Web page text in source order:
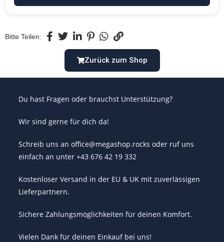
Bitte Teilen:
Zurück zum Shop
Du hast Fragen oder brauchst Unterstützung?
Wir sind gerne für dich da!
Schreib uns an office@megashop.rocks oder ruf uns
einfach an unter +43 676 42 19 332
Kostenloser Versand in der EU & UK mit zuverlässigen
Lieferpartnern.
Sichere Zahlungsmöglichkeiten für deinen Komfort.
Vielen Dank für deinen Einkauf bei uns!